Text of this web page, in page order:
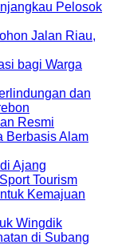
Pelosok
Jalan Riau,
bagi Warga
dan
Resmi
Berbasis Alam
Ajang
Tourism
Kemajuan
Wingdik
di Subang